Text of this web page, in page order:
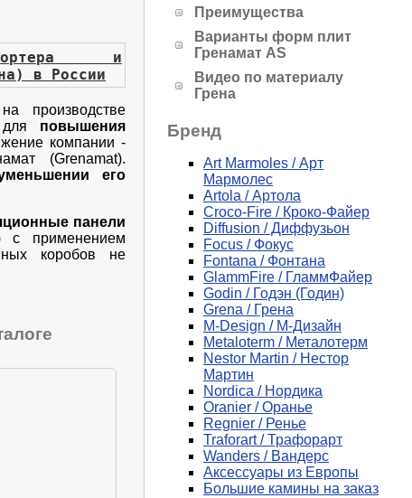
и
в России
производстве
для повышения
компании -
(Grenamat).
его
панели
с применением
коробов не
Преимущества
Варианты форм плит
Гренамат AS
Видео по материалу
Грена
Бренд
Art Marmoles / Арт
Мармолес
Artola / Артола
Croco-Fire / Кроко-Файер
Diffusion / Диффузьон
Focus / Фокус
Fontana / Фонтана
GlammFire / ГламмФайер
Godin / Годэн (Годин)
Grena / Грена
M-Design / М-Дизайн
Metaloterm / Металотерм
Nestor Martin / Нестор
Мартин
Nordica / Нордика
Oranier / Оранье
Regnier / Ренье
Traforart / Трафорарт
Wanders / Вандерс
Аксессуары из Европы
Большие камины на заказ